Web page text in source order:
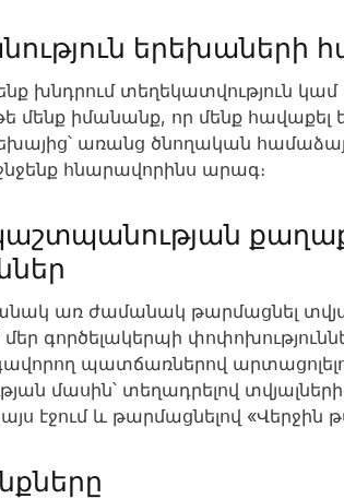
երեխաների
խնդրում տեղեկատվություն կամ
մենք իմանանք, որ մենք հավաքել
առանց ծնողական
հնարավորինս արագ։
առ ժամանակ թարմացնել
մեր գործելակերպի
պատճառներով
մասին՝ տեղադրելով
էջում և թարմացնելով «Վերջին